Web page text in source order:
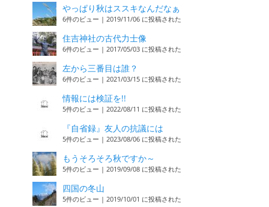
やっぱり秋はススキなんだなぁ
6件のビュー | 2019/11/06 に投稿された
住吉神社の古代力士像
6件のビュー | 2017/05/03 に投稿された
左から三番目は誰？
6件のビュー | 2021/03/15 に投稿された
情報には検証を!!
5件のビュー | 2022/08/11 に投稿された
『自省録』友人の抗議には
5件のビュー | 2023/08/06 に投稿された
もうそろそろ秋ですか～
5件のビュー | 2019/09/08 に投稿された
四国の冬山
5件のビュー | 2019/10/01 に投稿された